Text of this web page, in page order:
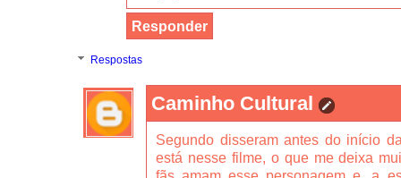
Responder
Respostas
Caminho Cultural
Segundo disseram antes do início
está nesse filme, o que me deixa